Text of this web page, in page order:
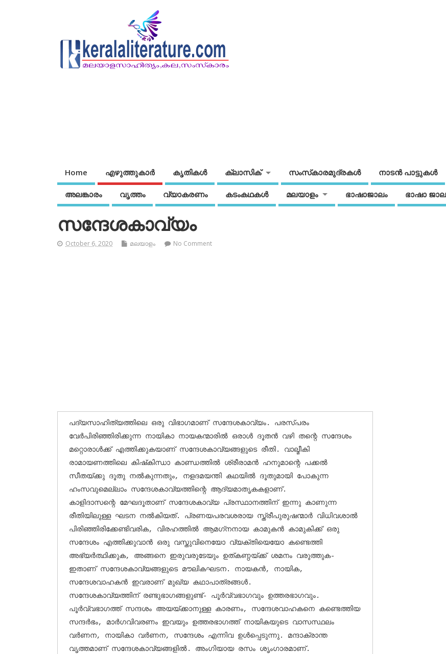
Home എഴുത്തുകാര്‍ കൃതികൾ ക്ലാസിക് സംസ്‌കാരമുദ്രകള്‍ നാടന്‍ പാട്ടുകള്‍
അലങ്കാരം വൃത്തം വ്യാകരണം കടംകഥകള്‍ മലയാളം ഭാഷാജാലം ഭാഷാ
സന്ദേശകാവ്യം
October 6, 2020 മലയാളം No Comment
പദ്യസാഹിത്യത്തിലെ ഒരു വിഭാഗമാണ് സന്ദേശകാവ്യം. പരസ്പരം
വേര്‍പിരിഞ്ഞിരിക്കുന്ന നായികാ നായകന്മാരില്‍ ഒരാള്‍ ദൂതന്‍ വഴി തന്റെ സന്ദേശം
മറ്റൊരാള്‍ക്ക് എത്തിക്കുകയാണ് സന്ദേശകാവ്യങ്ങളുടെ രീതി. വാല്മീകി
രാമായണത്തിലെ കിഷ്‌കിന്ധാ കാണ്ഡത്തില്‍ ശ്രീരാമന്‍ ഹനുമാന്റെ പക്കല്‍
സീതയ്ക്കു ദൂതു നല്‍കുന്നതും, നളദമയന്തി കഥയില്‍ ദൂതുമായി പോകുന്ന
ഹംസവുമെല്ലാം സന്ദേശകാവ്യത്തിന്റെ ആദ്യമാതൃകകളാണ്.
കാളിദാസന്റെ മേഘദൂതാണ് സന്ദേശകാവ്യ പ്രസ്ഥാനത്തിന് ഇന്നു കാണുന്ന
രീതിയിലുള്ള ഘടന നല്‍കിയത്. പ്രണയപരവശരായ സ്ത്രീപുരുഷന്മാര്‍ വിധിവശാല്‍
പിരിഞ്ഞിരിക്കേണ്ടിവരിക, വിരഹത്തില്‍ ആമഗ്‌നനായ കാമുകന്‍ കാമുകിക്ക് ഒരു
സന്ദേശം എത്തിക്കുവാന്‍ ഒരു വസ്തുവിനെയോ വ്യക്തിയെയോ കണ്ടെത്തി
അഭ്യര്‍ത്ഥിക്കുക, അങ്ങനെ ഇരുവരുടേയും ഉത്കണ്ഠയ്ക്ക് ശമനം വരുത്തുക-
ഇതാണ് സന്ദേശകാവ്യങ്ങളുടെ മൗലികഘടന. നായകന്‍, നായിക,
സന്ദേശവാഹകന്‍ ഇവരാണ് മുഖ്യ കഥാപാത്രങ്ങള്‍.
സന്ദേശകാവ്യത്തിന് രണ്ടുഭാഗങ്ങളുണ്ട്- പൂര്‍വ്വഭാഗവും ഉത്തരഭാഗവും.
പൂര്‍വ്വഭാഗത്ത് സന്ദശം അയയ്ക്കാനുള്ള കാരണം, സന്ദേശവാഹകനെ കണ്ടെത്തിയ
സന്ദര്‍ഭം, മാര്‍ഗവിവരണം ഇവയും ഉത്തരഭാഗത്ത് നായികയുടെ വാസസ്ഥലം
വര്‍ണന, നായികാ വര്‍ണന, സന്ദേശം എന്നിവ ഉള്‍പ്പെടുന്നു. മന്ദാക്രാന്ത
വൃത്തമാണ് സന്ദേശകാവ്യങ്ങളില്‍. അംഗിയായ രസം ശൃംഗാരമാണ്.